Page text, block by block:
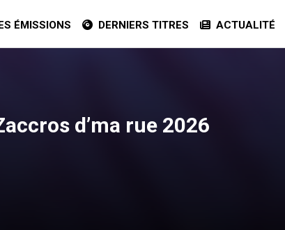
ÉMISSIONS DERNIERS TITRES ACTUALITÉ
d’ma rue 2026